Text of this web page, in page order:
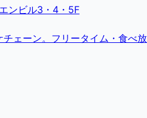
ンビル3・4・5F
ェーン。フリータイム・食べ放